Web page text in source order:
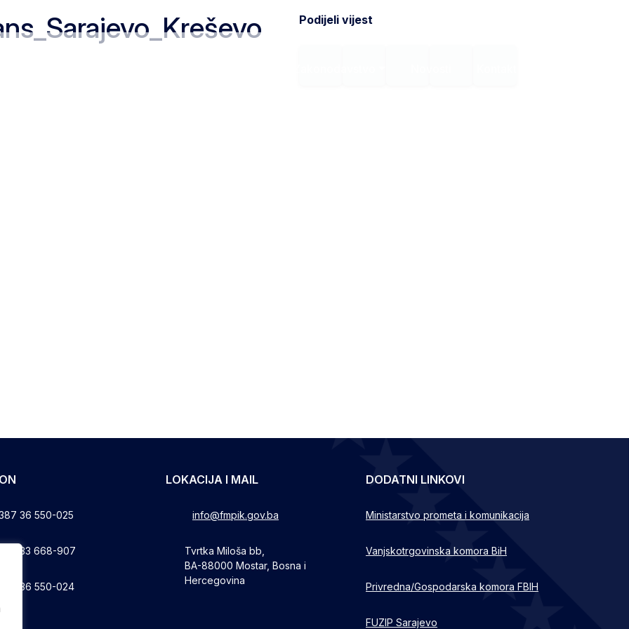
Podijeli vijest
36 550-025
33 668-907
36 550-024
LOKACIJA I MAIL
info@fmpik.gov.ba
Tvrtka Miloša bb,
BA-88000 Mostar, Bosna i
Hercegovina
DODATNI LINKOVI
Ministarstvo prometa i komunikacija
Vanjskotrgovinska komora BiH
Privredna/Gospodarska komora FBIH
FUZIP Sarajevo